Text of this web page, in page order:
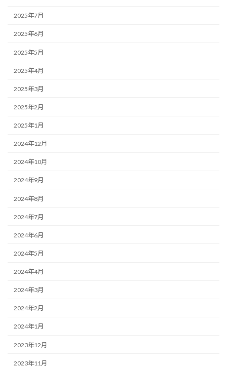
2025年7月
2025年6月
2025年5月
2025年4月
2025年3月
2025年2月
2025年1月
2024年12月
2024年10月
2024年9月
2024年8月
2024年7月
2024年6月
2024年5月
2024年4月
2024年3月
2024年2月
2024年1月
2023年12月
2023年11月